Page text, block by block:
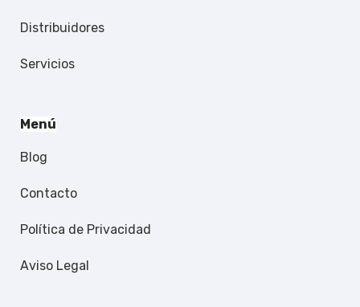
Distribuidores
Servicios
Menú
Blog
Contacto
Política de Privacidad
Aviso Legal